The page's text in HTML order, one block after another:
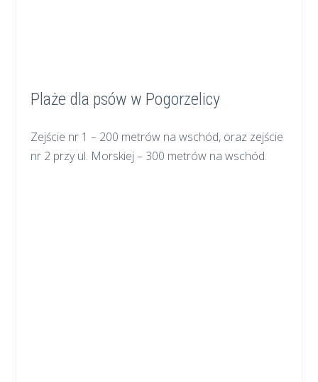
Plaże dla psów w Pogorzelicy
Zejście nr 1 – 200 metrów na wschód, oraz zejście
nr 2 przy ul. Morskiej – 300 metrów na wschód.